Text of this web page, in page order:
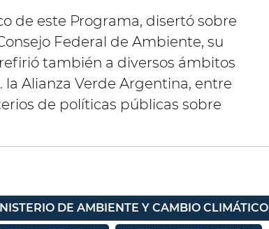
de este Programa, disertó sobre
Federal de Ambiente, su
también a diversos ámbitos
Alianza Verde Argentina, entre
de políticas públicas sobre
DE AMBIENTE Y CAMBIO CLIMÁTICO